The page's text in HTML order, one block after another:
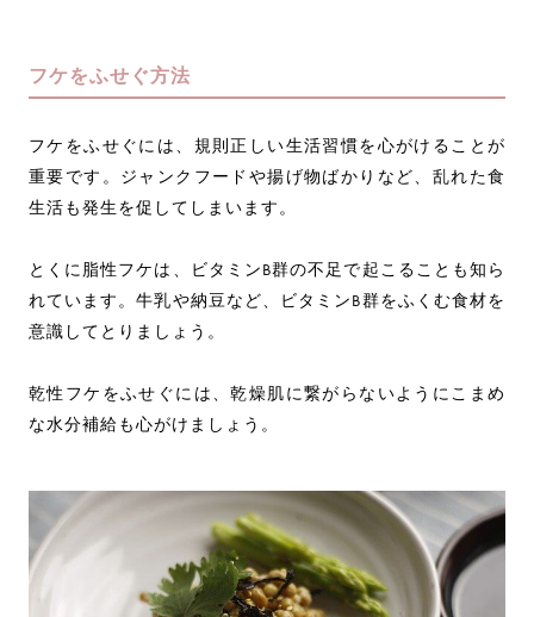
フケをふせぐ方法
フケをふせぐには、規則正しい生活習慣を心がけることが
重要です。ジャンクフードや揚げ物ばかりなど、乱れた食
生活も発生を促してしまいます。
とくに脂性フケは、ビタミンB群の不足で起こることも知ら
れています。牛乳や納豆など、ビタミンB群をふくむ食材を
意識してとりましょう。
乾性フケをふせぐには、乾燥肌に繋がらないようにこまめ
な水分補給も心がけましょう。